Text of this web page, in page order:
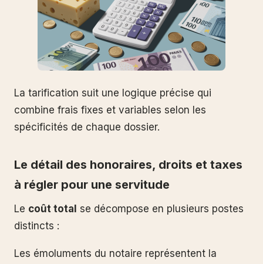
La tarification suit une logique précise qui
combine frais fixes et variables selon les
spécificités de chaque dossier.
Le détail des honoraires, droits et taxes
à régler pour une servitude
Le coût total se décompose en plusieurs postes
distincts :
Les émoluments du notaire représentent la